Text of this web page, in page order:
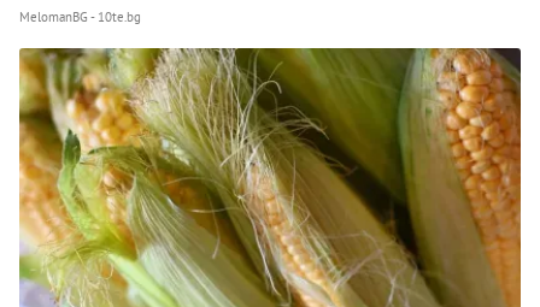
MelomanBG - 10te.bg